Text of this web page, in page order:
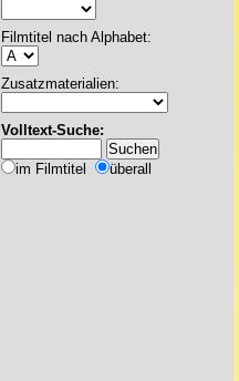
Filmtitel nach Alphabet:
Zusatzmaterialien:
Volltext-Suche:
im Filmtitel überall